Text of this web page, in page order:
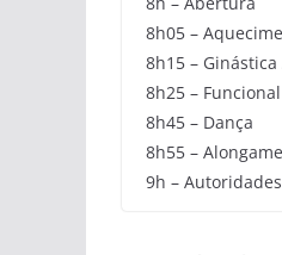
8h05 –
8h15 –
8h25 – Funcional
8h45 – Dança
8h55 –
9h –